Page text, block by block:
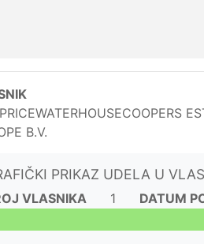
PRICEWATERHOUSECOOPERS
B.V.
PRIKAZ UDELA U
VLASNIKA 1 DATUM